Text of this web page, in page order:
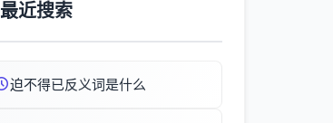
最近搜索
迫不得已反义词是什么